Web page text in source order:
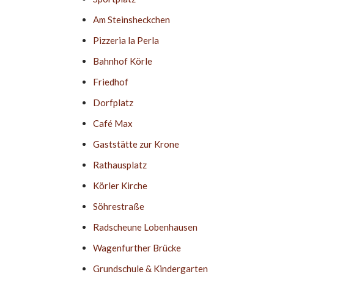
Am Steinsheckchen
Pizzeria la Perla
Bahnhof Körle
Friedhof
Dorfplatz
Café Max
Gaststätte zur Krone
Rathausplatz
Körler Kirche
Söhrestraße
Radscheune Lobenhausen
Wagenfurther Brücke
Grundschule & Kindergarten